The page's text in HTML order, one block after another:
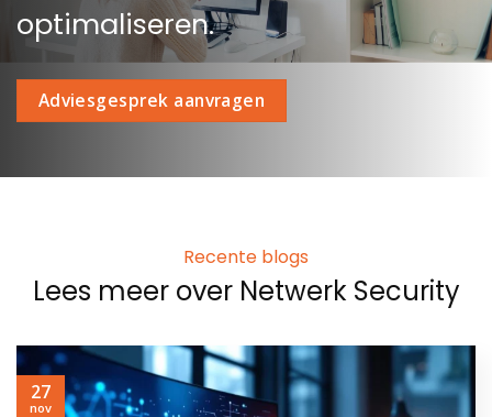
optimaliseren.
Adviesgesprek aanvragen
Recente blogs
Lees meer over Netwerk Security
27
nov